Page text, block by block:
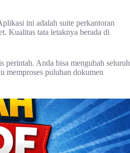
ini adalah suite perkantoran
Kualitas tata letaknya berada di
Anda bisa mengubah seluruh
memproses puluhan dokumen